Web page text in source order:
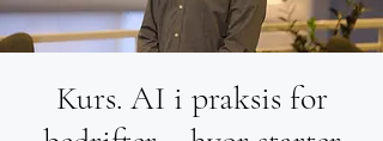
Kurs. AI i praksis for